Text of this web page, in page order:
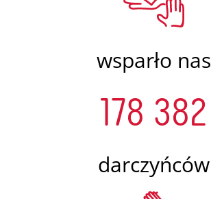
wsparło nas
178 382
darczyńców